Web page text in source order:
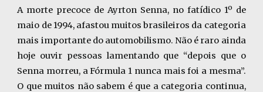
A morte precoce de Ayrton Senna, no fatídico 1º de
maio de 1994, afastou muitos brasileiros da categoria
mais importante do automobilismo. Não é raro ainda
hoje ouvir pessoas lamentando que “depois que o
Senna morreu, a Fórmula 1 nunca mais foi a mesma”.
O que muitos não sabem é que a categoria continua,